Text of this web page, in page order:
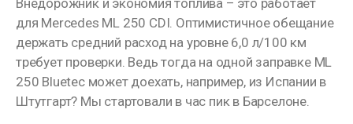
Внедорожник и экономия топлива – это работает
для Mercedes ML 250 CDI. Оптимистичное обещание
держать средний расход на уровне 6,0 л/100 км
требует проверки. Ведь тогда на одной заправке ML
250 Bluetec может доехать, например, из Испании в
Штутгарт? Мы стартовали в час пик в Барселоне.